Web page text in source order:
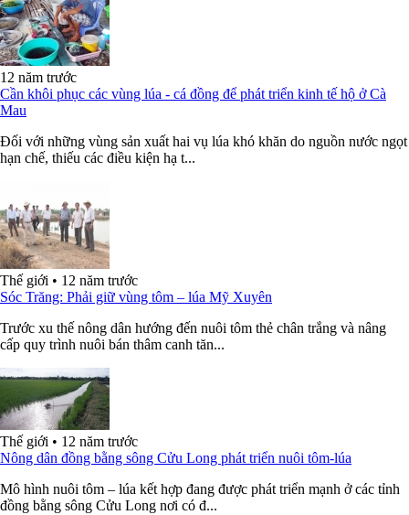
12 năm trước
Cần khôi phục các vùng lúa - cá đồng để phát triển kinh tế hộ ở Cà
Mau
Ðối với những vùng sản xuất hai vụ lúa khó khăn do nguồn nước ngọt
hạn chế, thiếu các điều kiện hạ t...
Thế giới • 12 năm trước
Sóc Trăng: Phải giữ vùng tôm – lúa Mỹ Xuyên
Trước xu thế nông dân hướng đến nuôi tôm thẻ chân trắng và nâng
cấp quy trình nuôi bán thâm canh tăn...
Thế giới • 12 năm trước
Nông dân đồng bằng sông Cửu Long phát triển nuôi tôm-lúa
Mô hình nuôi tôm – lúa kết hợp đang được phát triển mạnh ở các tỉnh
đồng bằng sông Cửu Long nơi có đ...